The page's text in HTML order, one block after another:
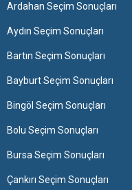
Ardahan Seçim Sonuçları
Aydın Seçim Sonuçları
Bartın Seçim Sonuçları
Bayburt Seçim Sonuçları
Bingöl Seçim Sonuçları
Bolu Seçim Sonuçları
Bursa Seçim Sonuçları
Çankırı Seçim Sonuçları